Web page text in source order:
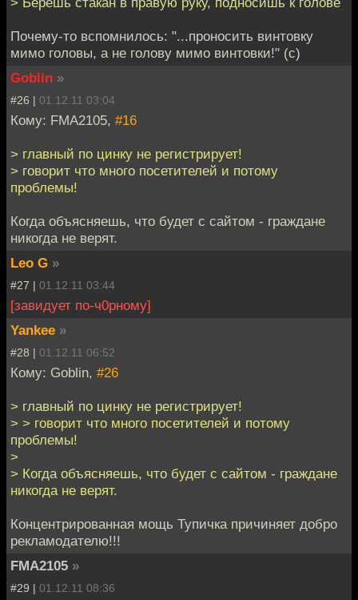
Почему-то вспомнилось: "...проносить винтовку
мимо головы, а не голову мимо винтовки!" (с)
Goblin »
#26 | 01.12.11 03:04
Кому: FMA2105, #16
> главный по цинку не регистрирует!
> говорит что много посетителей и потому
проблемы!
Когда объясняешь, что будет с сайтом - граждане
никогда не верят.
Leo G »
#27 | 01.12.11 03:44
[завидует по-ч0рному]
Yankee »
#28 | 01.12.11 06:52
Кому: Goblin, #26
> главный по цинку не регистрирует!
> > говорит что много посетителей и потому
проблемы!
>
> Когда объясняешь, что будет с сайтом - граждане
никогда не верят.
Концентрированная мощь Тупичка причиняет добро
рекламодателю!!!
FMA2105 »
#29 | 01.12.11 08:36